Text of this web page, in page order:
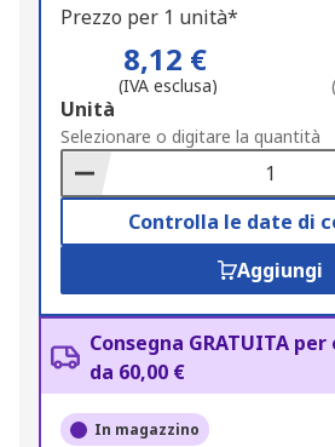
Prezzo per 1 unità*
8,12 €
(IVA esclusa)
Add
to
Basket
Unità
Selezionare o digitare la quantità
Controlla le date di
Aggiungi
Consegna GRATUITA
da 60,00 €
In magazzino